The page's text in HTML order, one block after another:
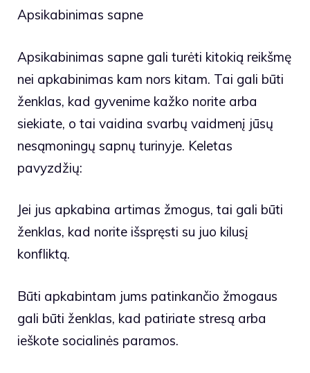
Apsikabinimas sapne
Apsikabinimas sapne gali turėti kitokią reikšmę
nei apkabinimas kam nors kitam. Tai gali būti
ženklas, kad gyvenime kažko norite arba
siekiate, o tai vaidina svarbų vaidmenį jūsų
nesąmoningų sapnų turinyje. Keletas
pavyzdžių:
Jei jus apkabina artimas žmogus, tai gali būti
ženklas, kad norite išspręsti su juo kilusį
konfliktą.
Būti apkabintam jums patinkančio žmogaus
gali būti ženklas, kad patiriate stresą arba
ieškote socialinės paramos.